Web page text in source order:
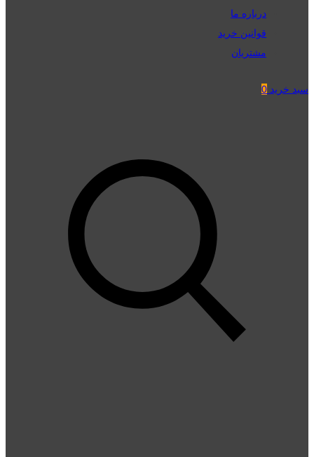
درباره ما
قوانین خرید
مشتریان
سبد خرید 0